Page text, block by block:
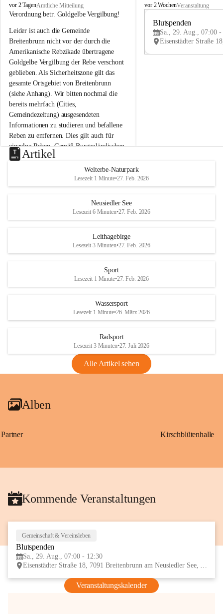
B
r
i
t
e
n
b
r
u
n
n
a
m
N
e
u
s
d
S
vor 2 TagenAmtliche Mitteilung
Verordnung betr. Goldgelbe Vergilbung!
Leider ist auch die Gemeinde
Breitenbrunn nicht vor der durch die
Amerikanische Rebzikade übertragene
Goldgelbe Vergilbung der Rebe verschont
geblieben. Als Sicherheitszone gilt das
gesamte Ortsgebiet von Breitenbrunn
(siehe Anhang). Wir bitten nochmal die
bereits mehrfach (Cities,
Gemeindezeitung) ausgesendeten
Informationen zu studieren und befallene
Reben zu entfernen. Dies gilt auch für
einzelne Reben. Gemäß Burgenländischen
Weinbaugesetz sind nicht gepflegte oder
unzulässige Weingärten zu roden! Bitte
helfen wir zusammen um unsere Winzer
vor den prognostizierten Ernteausfällen
und den daraus folgenden wirtschaftlichen
Maßnahmen zur Bekämpfung
Rebe und der Amerikanischen
Anhang VBl. EU Nr. 18
1 Seite•1,4 MB
VBl. EU Nr. 18_2026
B
e
u
e
d
r
S
vor 2 WochenVeranstaltung
Blutspenden
Sa., 29. Aug., 07:00 -
Artikel
Welterbe-Naturpark
Lesezeit 1 Minute•27. Feb. 2026
Neusiedler See
Lesezeit 6 Minuten•27. Feb. 2026
Leithagebirge
Lesezeit 3 Minuten•27. Feb. 2026
Sport
Lesezeit 1 Minute•27. Feb. 2026
Wassersport
Lesezeit 1 Minute•26. März 2026
Radsport
Lesezeit 3 Minuten•27. Juli 2026
Alle Artikel sehen
Alben
Partner Kirschblütenhalle
Kommende Veranstaltungen
Gemeinschaft & Vereinsleben
Blutspenden
Sa., 29. Aug., 07:00 - 12:30
Eisenstädter Straße 18, 7091 Breitenbrunn am Neusiedler See, AUT
Veranstaltungskalender